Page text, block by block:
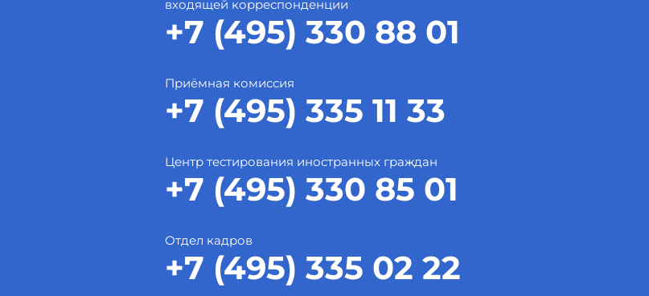
входящей корреспонденции
+7 (495) 330 88 01
Приёмная комиссия
+7 (495) 335 11 33
Центр тестирования иностранных граждан
+7 (495) 330 85 01
Отдел кадров
+7 (495) 335 02 22